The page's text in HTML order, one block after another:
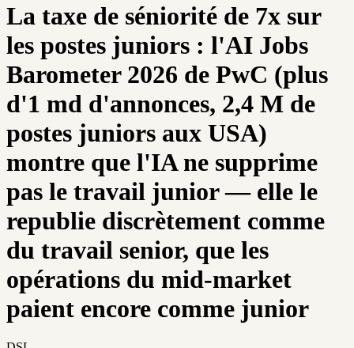
La taxe de séniorité de 7x sur
les postes juniors : l'AI Jobs
Barometer 2026 de PwC (plus
d'1 md d'annonces, 2,4 M de
postes juniors aux USA)
montre que l'IA ne supprime
pas le travail junior — elle le
republie discrètement comme
du travail senior, que les
opérations du mid-market
paient encore comme junior